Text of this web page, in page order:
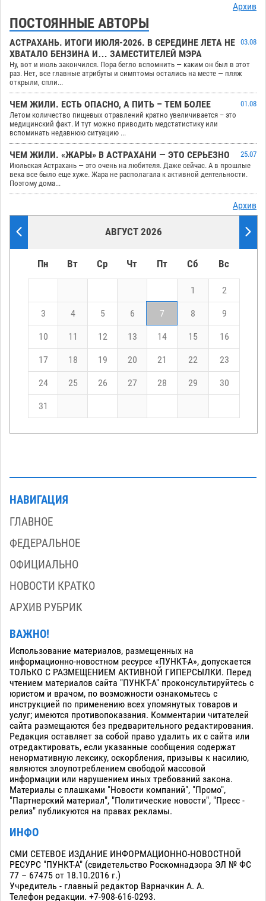
Архив
ПОСТОЯННЫЕ АВТОРЫ
АСТРАХАНЬ. ИТОГИ ИЮЛЯ-2026. В СЕРЕДИНЕ ЛЕТА НЕ
ХВАТАЛО БЕНЗИНА И… ЗАМЕСТИТЕЛЕЙ МЭРА
03.08
Ну, вот и июль закончился. Пора бегло вспомнить — каким он был в этот
раз. Нет, все главные атрибуты и симптомы остались на месте — пляж
открыли, спли...
ЧЕМ ЖИЛИ. ЕСТЬ ОПАСНО, А ПИТЬ – ТЕМ БОЛЕЕ
01.08
Летом количество пищевых отравлений кратно увеличивается – это
медицинский факт. И тут можно приводить медстатистику или
вспоминать недавнюю ситуацию ...
ЧЕМ ЖИЛИ. «ЖАРЫ» В АСТРАХАНИ — ЭТО СЕРЬЕЗНО
25.07
Июльская Астрахань — это очень на любителя. Даже сейчас. А в прошлые
века все было еще хуже. Жара не располагала к активной деятельности.
Поэтому дома...
Архив
АВГУСТ 2026
Пн Вт Ср Чт Пт Сб Вс
1 2
3 4 5 6 7 8 9
10 11 12 13 14 15 16
17 18 19 20 21 22 23
24 25 26 27 28 29 30
31
НАВИГАЦИЯ
ГЛАВНОЕ
ФЕДЕРАЛЬНОЕ
ОФИЦИАЛЬНО
НОВОСТИ КРАТКО
АРХИВ РУБРИК
ВАЖНО!
Использование материалов, размещенных на
информационно-новостном ресурсе «ПУНКТ-А», допускается
ТОЛЬКО С РАЗМЕЩЕНИЕМ АКТИВНОЙ ГИПЕРСЫЛКИ. Перед
чтением материалов сайта "ПУНКТ-А" проконсультируйтесь с
юристом и врачом, по возможности ознакомьтесь с
инструкцией по применению всех упомянутых товаров и
услуг; имеются противопоказания. Комментарии читателей
сайта размещаются без предварительного редактирования.
Редакция оставляет за собой право удалить их с сайта или
отредактировать, если указанные сообщения содержат
ненормативную лексику, оскорбления, призывы к насилию,
являются злоупотреблением свободой массовой
информации или нарушением иных требований закона.
Материалы с плашками "Новости компаний", "Промо",
"Партнерский материал", "Политические новости", "Пресс -
релиз" публикуются на правах рекламы.
ИНФО
СМИ СЕТЕВОЕ ИЗДАНИЕ ИНФОРМАЦИОННО-НОВОСТНОЙ
РЕСУРС "ПУНКТ-А" (свидетельство Роскомнадзора ЭЛ № ФС
77 – 67475 от 18.10.2016 г.)
Учредитель - главный редактор Варначкин А. А.
Телефон редакции. +7-908-616-0293.